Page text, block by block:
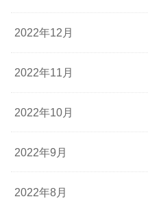
2022年12月
2022年11月
2022年10月
2022年9月
2022年8月